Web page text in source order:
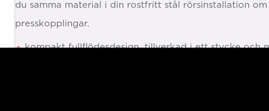
du samma material i din rostfritt stål rörsinstallation om
presskopplingar.
kompakt fullflödesdesign, tillverkad i ett stycke och